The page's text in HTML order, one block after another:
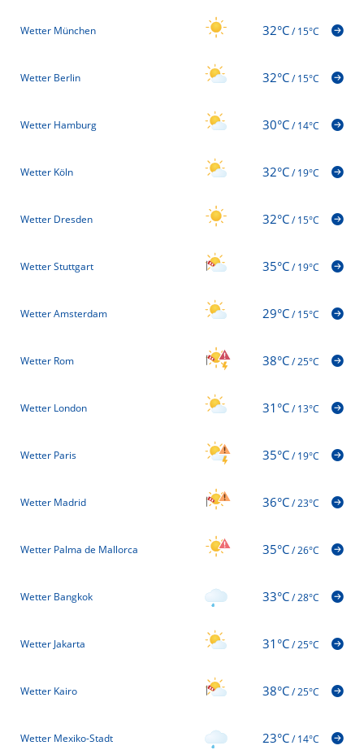
Wetter München 32°C/15°C
Wetter Berlin 32°C/15°C
Wetter Hamburg 30°C/14°C
Wetter Köln 32°C/19°C
Wetter Dresden 32°C/15°C
Wetter Stuttgart 35°C/19°C
Wetter Amsterdam 29°C/15°C
Wetter Rom 38°C/25°C
Wetter London 31°C/13°C
Wetter Paris 35°C/19°C
Wetter Madrid 36°C/23°C
Wetter Palma de Mallorca 35°C/26°C
Wetter Bangkok 33°C/28°C
Wetter Jakarta 31°C/25°C
Wetter Kairo 38°C/25°C
Wetter Mexiko-Stadt 23°C/14°C